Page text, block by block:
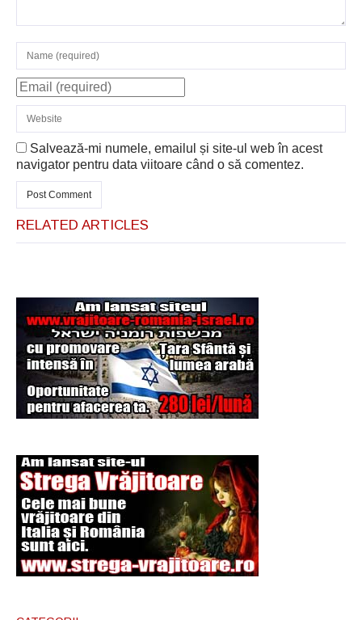
Salvează-mi numele, emailul și site-ul web în acest
navigator pentru data viitoare când o să comentez.
RELATED ARTICLES